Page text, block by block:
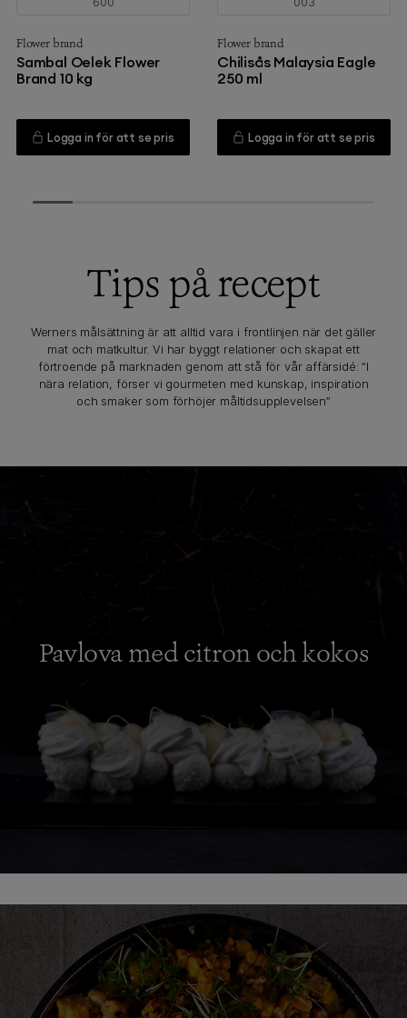
Flower brand
Sambal Oelek Flower
Brand 10 kg
Logga in för att se pris
Flower brand
Chilisås Malaysia Eagle
250 ml
Logga in för att se pris
Tips på recept
Werners målsättning är att alltid vara i frontlinjen när det gäller
mat och matkultur. Vi har byggt relationer och skapat ett
förtroende på marknaden genom att stå för vår affärsidé: ”I
nära relation, förser vi gourmeten med kunskap, inspiration
och smaker som förhöjer måltidsupplevelsen”
Pavlova med citron och kokos